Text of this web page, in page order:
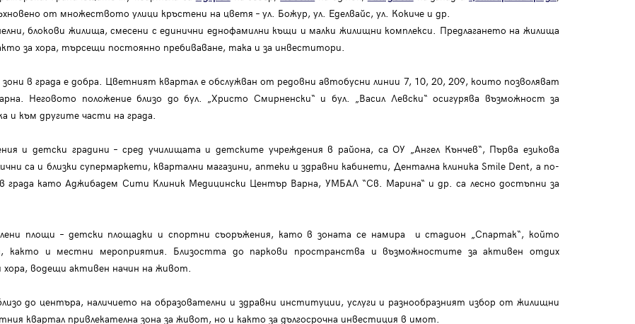
от множеството улици кръстени на цветя – ул. Божур, ул. Еделвайс, ул. Кокиче и др.
блокови жилища, смесени с единични еднофамилни къщи и малки жилищни комплекси. Предлагането на жилища
за хора, търсещи постоянно пребиваване, така и за инвеститори.
в града е добра. Цветният квартал е обслужван от редовни автобусни линии 7, 10, 20, 209, които позволяват
Неговото положение близо до бул. „Христо Смирненски“ и бул. „Васил Левски“ осигурява възможност за
и към другите части на града.
и детски градини – сред училищата и детските учреждения в района, са ОУ „Ангел Кънчев“, Първа езикова
са и близки супермаркети, квартални магазини, аптеки и здравни кабинети, Дентална клиника Smile Dent, а по-
града като Аджибадем Сити Клиник Медицински Център Варна, УМБАЛ “Св. Марина“ и др. са лесно достъпни за
площи – детски площадки и спортни съоръжения, като в зоната се намира и стадион „Спартак“, който
както и местни мероприятия. Близостта до паркови пространства и възможностите за активен отдих
водещи активен начин на живот.
до центъра, наличието на образователни и здравни институции, услуги и разнообразният избор от жилищни
квартал привлекателна зона за живот, но и както за дългосрочна инвестиция в имот.